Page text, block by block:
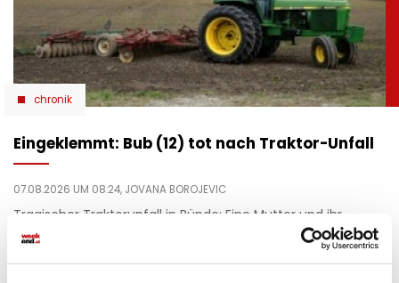
chronik
Eingeklemmt: Bub (12) tot nach Traktor-Unfall
07.08.2026 UM 08:24, JOVANA BOROJEVIC
Tragischer Traktorunfall in Bünde: Eine Mutter und ihr
zwölfjähriger Sohn werden schwer verletzt. Der Junge stirbt